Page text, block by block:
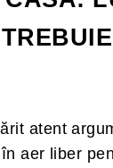
atent
aer liber